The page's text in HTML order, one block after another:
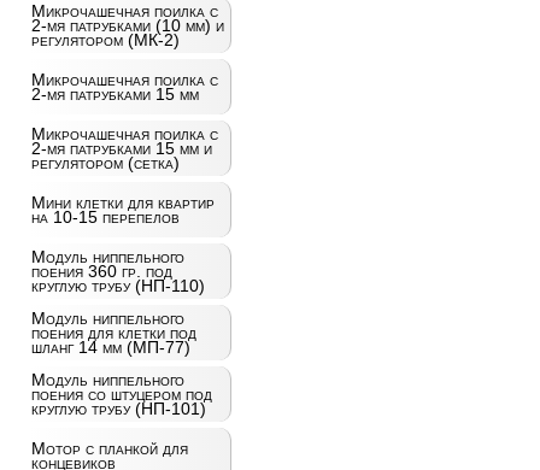
Микрочашечная поилка с
2-мя патрубками (10 мм) и
регулятором (МК-2)
Микрочашечная поилка с
2-мя патрубками 15 мм
Микрочашечная поилка с
2-мя патрубками 15 мм и
регулятором (сетка)
Мини клетки для квартир
на 10-15 перепелов
Модуль ниппельного
поения 360 гр. под
круглую трубу (НП-110)
Модуль ниппельного
поения для клетки под
шланг 14 мм (МП-77)
Модуль ниппельного
поения со штуцером под
круглую трубу (НП-101)
Мотор с планкой для
концевиков